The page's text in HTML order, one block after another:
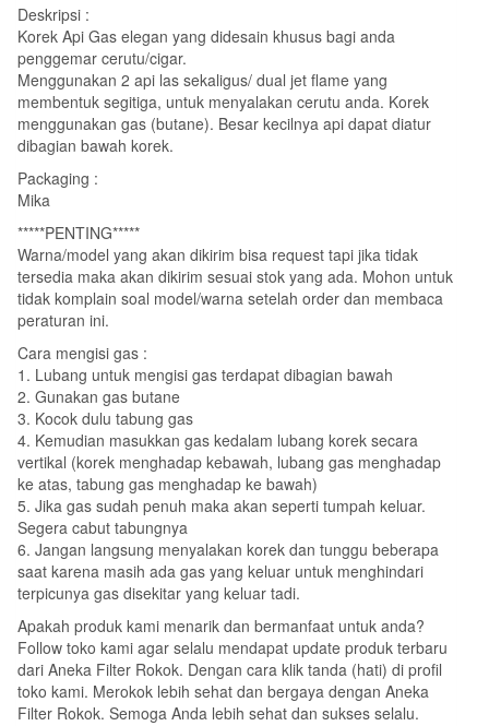
Deskripsi :
Korek Api Gas elegan yang didesain khusus bagi anda
penggemar cerutu/cigar.
Menggunakan 2 api las sekaligus/ dual jet flame yang
membentuk segitiga, untuk menyalakan cerutu anda. Korek
menggunakan gas (butane). Besar kecilnya api dapat diatur
dibagian bawah korek.
Packaging :
Mika
*****PENTING*****
Warna/model yang akan dikirim bisa request tapi jika tidak
tersedia maka akan dikirim sesuai stok yang ada. Mohon untuk
tidak komplain soal model/warna setelah order dan membaca
peraturan ini.
Cara mengisi gas :
1. Lubang untuk mengisi gas terdapat dibagian bawah
2. Gunakan gas butane
3. Kocok dulu tabung gas
4. Kemudian masukkan gas kedalam lubang korek secara
vertikal (korek menghadap kebawah, lubang gas menghadap
ke atas, tabung gas menghadap ke bawah)
5. Jika gas sudah penuh maka akan seperti tumpah keluar.
Segera cabut tabungnya
6. Jangan langsung menyalakan korek dan tunggu beberapa
saat karena masih ada gas yang keluar untuk menghindari
terpicunya gas disekitar yang keluar tadi.
Apakah produk kami menarik dan bermanfaat untuk anda?
Follow toko kami agar selalu mendapat update produk terbaru
dari Aneka Filter Rokok. Dengan cara klik tanda (hati) di profil
toko kami. Merokok lebih sehat dan bergaya dengan Aneka
Filter Rokok. Semoga Anda lebih sehat dan sukses selalu.